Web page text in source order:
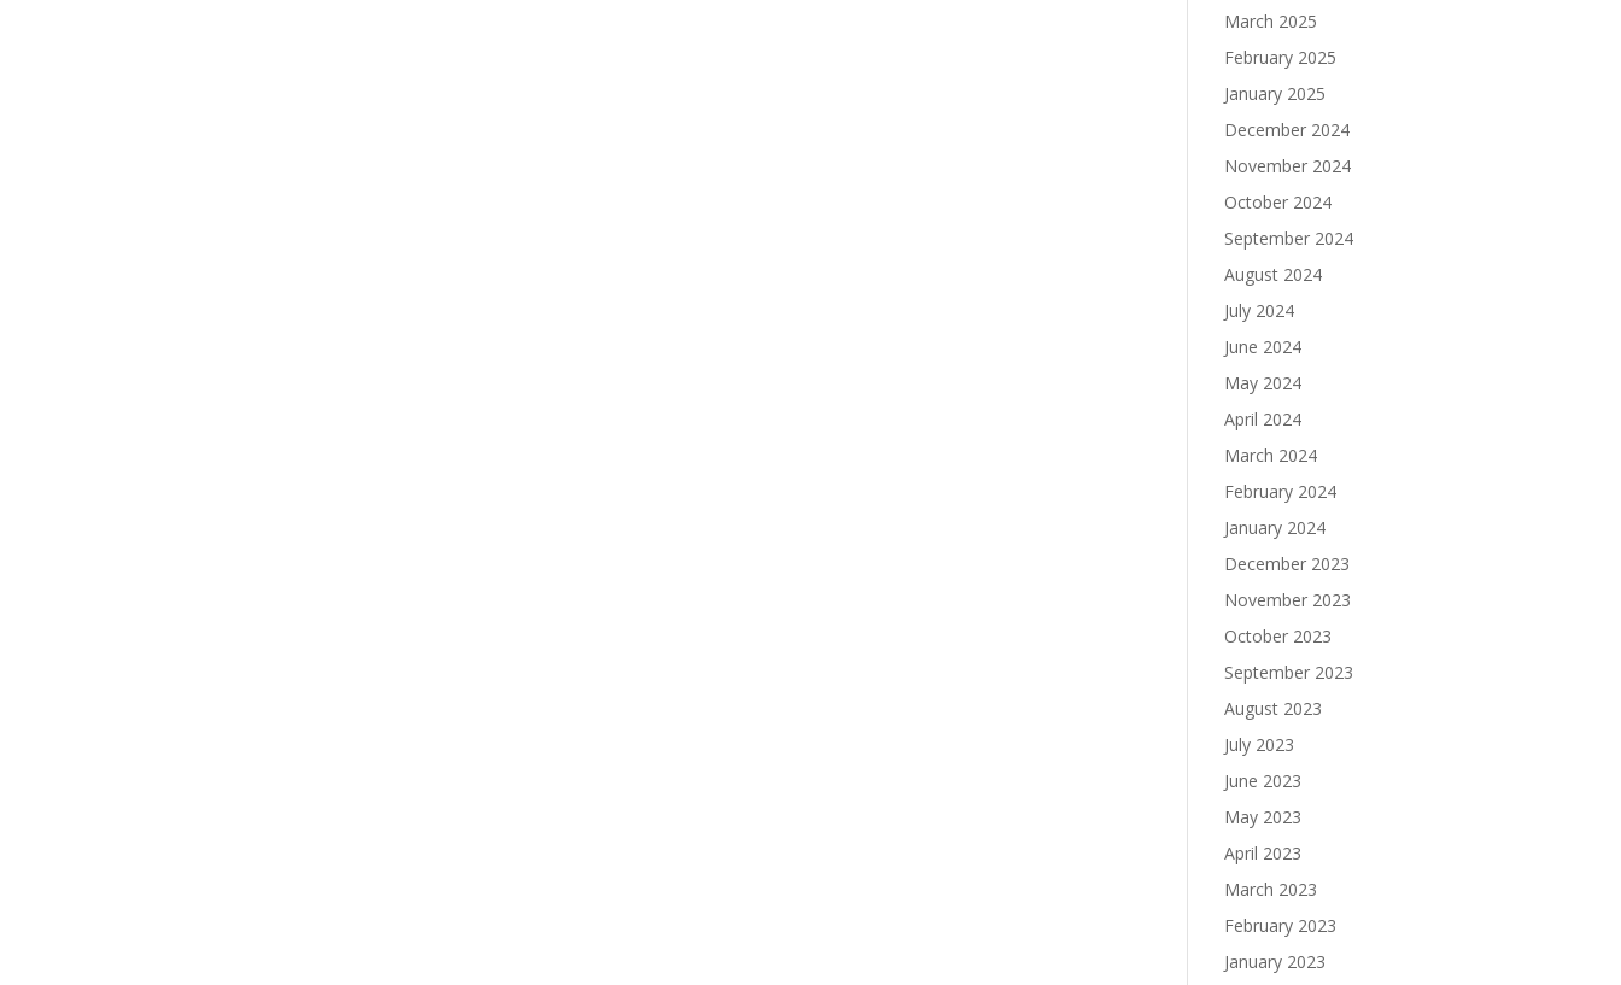
March 2025
February 2025
January 2025
December 2024
November 2024
October 2024
September 2024
August 2024
July 2024
June 2024
May 2024
April 2024
March 2024
February 2024
January 2024
December 2023
November 2023
October 2023
September 2023
August 2023
July 2023
June 2023
May 2023
April 2023
March 2023
February 2023
January 2023